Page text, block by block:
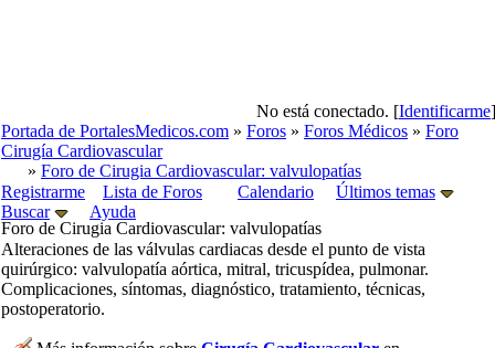
No está conectado. [Identificarme]
Portada de PortalesMedicos.com » Foros » Foros Médicos » Foro
Cirugía Cardiovascular
» Foro de Cirugia Cardiovascular: valvulopatías
Registrarme
Lista de Foros Calendario
Últimos temas
Buscar
Ayuda
Foro de Cirugia Cardiovascular: valvulopatías
Alteraciones de las válvulas cardiacas desde el punto de vista
quirúrgico: valvulopatía aórtica, mitral, tricuspídea, pulmonar.
Complicaciones, síntomas, diagnóstico, tratamiento, técnicas,
postoperatorio.